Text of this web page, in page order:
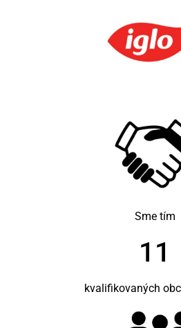
Sme tím
11
kvalifikovaných